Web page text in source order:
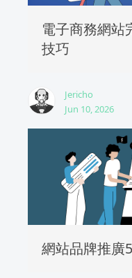
電子商務網站
技巧
Jericho
Jun 10, 2026
網站品牌推廣